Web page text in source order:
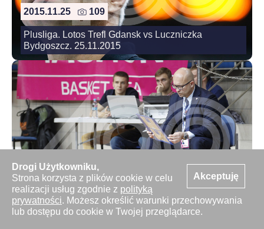
Akceptuję
Drogi Użytkowniku,
Strona korzysta z plików cookie w celu
realizacji usług zgodnie z polityką
prywatności. Możesz określić warunki przechowywania
lub dostępu do cookie w Twojej przeglądarce.
2015.11.25 109
Plusliga. Lotos Trefl Gdansk vs Luczniczka
Bydgoszcz. 25.11.2015
2015.11.25 38
PLK. MKS Dabrowa Gornicza - Trefl Sopot.
25.11.2015